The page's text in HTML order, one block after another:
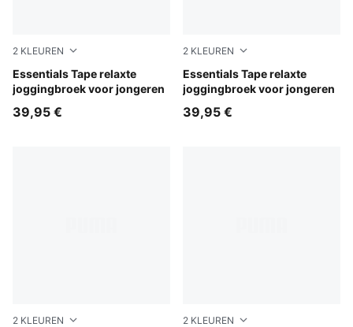
2 KLEUREN
Essentials Tape relaxte
joggingbroek voor jongeren
Chocolate Fondue
39,95 €
2 KLEUREN
Essentials Tape relaxte
joggingbroek voor jongeren
Puma Black
39,95 €
2 KLEUREN 2 KLEUREN